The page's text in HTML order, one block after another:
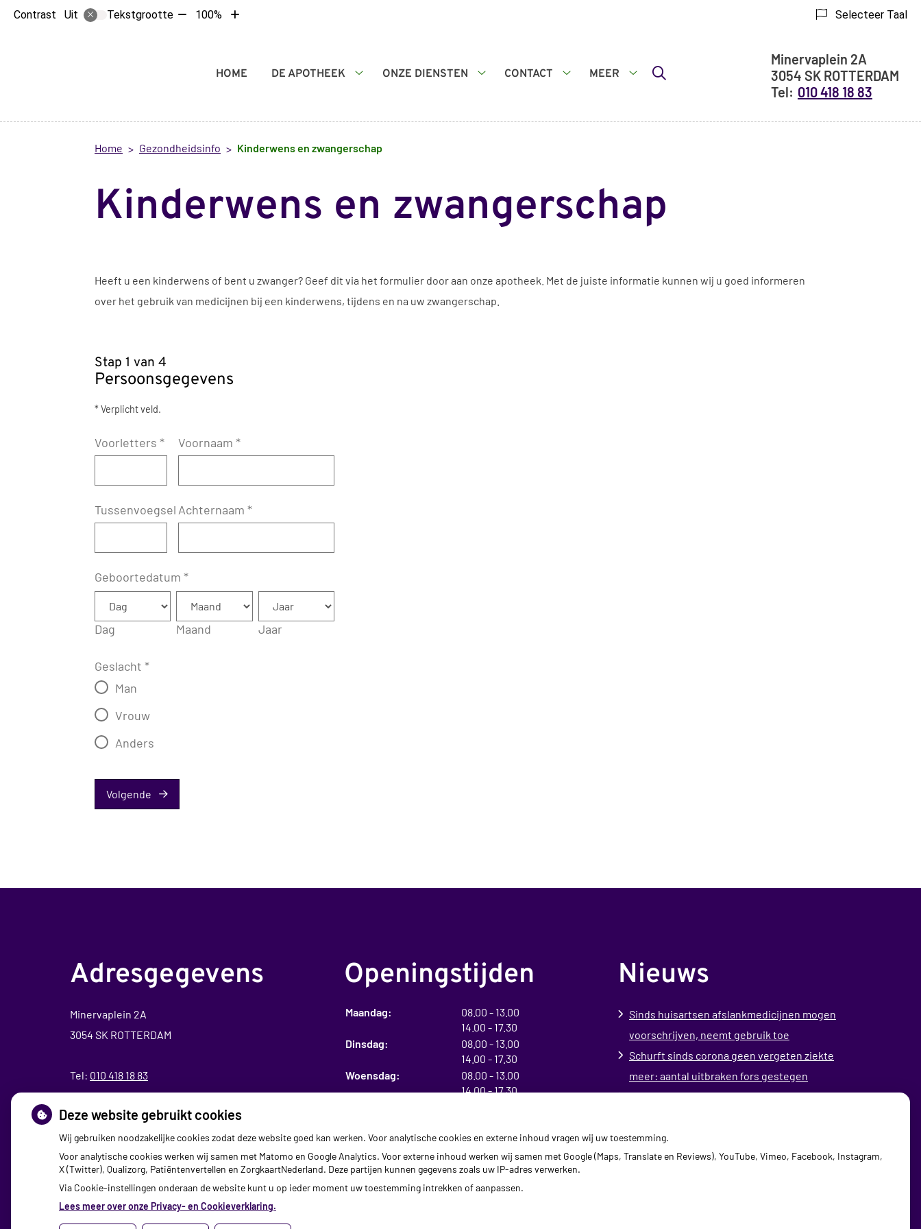
Contrast Uit Tekstgrootte Tekst100%
Tekst
Selecteer Taal
Hoofdmenu
HOME
DE APOTHEEK
ONZE DIENSTEN
CONTACT
MEER
Adresgegevens
Minervaplein 2A
3054 SK ROTTERDAM
010 418 18 83
Home Gezondheidsinfo Kinderwens en zwangerschap
Kinderwens en zwangerschap
Heeft u een kinderwens of bent u zwanger? Geef dit via het formulier door aan onze apotheek. Met de juiste informatie kunnen wij u goed informeren
over het gebruik van medicijnen bij een kinderwens, tijdens en na uw zwangerschap.
Stap 1 van 4
Persoonsgegevens
* Verplicht veld.
Voorletters * Voornaam *
Tussenvoegsel Achternaam *
Geboortedatum *
Dag Maand Jaar
Geslacht *
Man
Vrouw
Anders
Volgende
Adresgegevens
Minervaplein 2A
3054 SK ROTTERDAM
Tel: 010 418 18 83
Fax: 010-4225020
E-mail:info@apotheekhillegersberg.nl
Openingstijden
Maandag: 08.00 t
o
t
- 13.00
14.00 t
o
t
- 17.30
Dinsdag:
08.00 t
o
t
- 13.00
14.00 t
o
t
- 17.30
Woensdag:
08.00 t
o
- 13.00
14.00t- 17.30
t
o
Vrijdag:
08.00t
o
t
- 13.00
14.00t
o
- 17.30
Nieuws
Sinds huisartsen afslankmedicijnen mogen
voorschrijven, neemt gebruik toe
Schurft sinds corona geen vergeten ziekte
meer: aantal uitbraken fors gestegen
Stoppen met afslankmedicijnen betekent
gewichtstoename
Kookadvies drinkwater in provincie Utrecht
Deze website gebruikt cookies
Wij gebruiken noodzakelijke cookies zodat deze website goed kan werken. Voor analytische cookies en externe inhoud vragen wij uw toestemming.
Voor analytische cookies werken wij samen met Matomo en Google Analytics. Voor externe inhoud werken wij samen met Google (Maps, Translate en Reviews), YouTube, Vimeo, Facebook, Instagram,
X (Twitter), Qualizorg, Patiëntenvertellen en ZorgkaartNederland. Deze partijen kunnen gegevens zoals uw IP-adres verwerken.
Via Cookie-instellingen onderaan de website kunt u op ieder moment uw toestemming intrekken of aanpassen.
Lees meer over onze Privacy- en Cookieverklaring.